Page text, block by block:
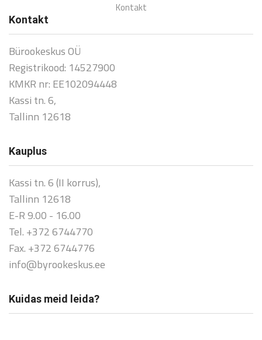
Kontakt
Kontakt
Bürookeskus OÜ
Registrikood: 14527900
KMKR nr: EE102094448
Kassi tn. 6,
Tallinn 12618
Kauplus
Kassi tn. 6 (II korrus),
Tallinn 12618
E-R 9.00 - 16.00
Tel. +372 6744770
Fax. +372 6744776
info@byrookeskus.ee
Kuidas meid leida?